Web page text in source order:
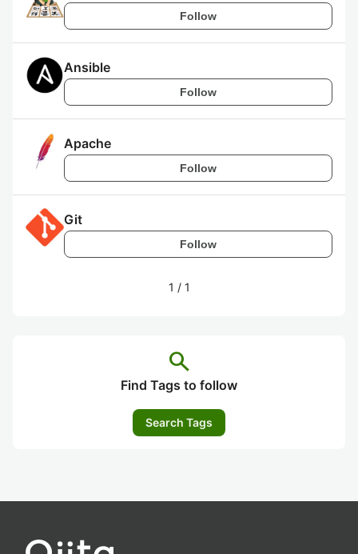
Follow
Ansible
Follow
Apache
Follow
Git
Follow
1 / 1
search
Find Tags to follow
Search Tags